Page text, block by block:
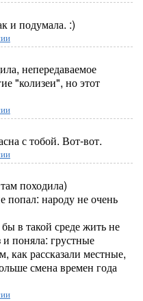
и подумала. :)
непередаваемое
"колизеи", но этот
с тобой. Вот-вот.
походила)
попал: народу не очень
в такой среде жить не
поняла: грустные
как рассказали местные,
смена времен года